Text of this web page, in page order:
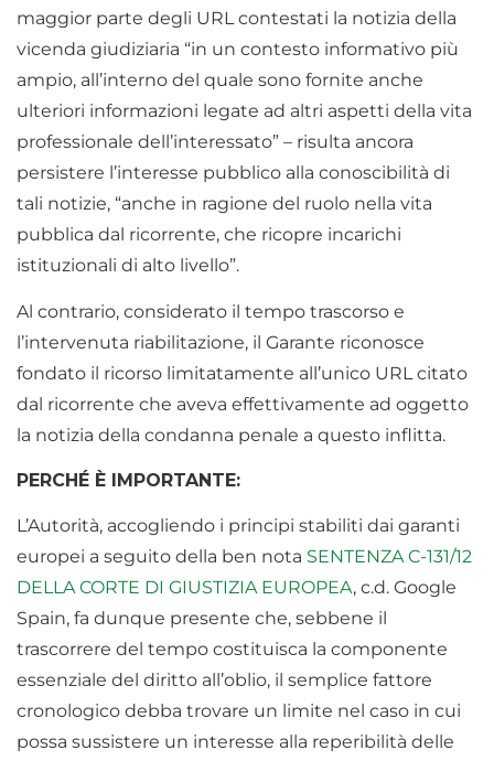
maggior parte degli URL contestati la notizia della
vicenda giudiziaria “in un contesto informativo più
ampio, all’interno del quale sono fornite anche
ulteriori informazioni legate ad altri aspetti della vita
professionale dell’interessato” – risulta ancora
persistere l’interesse pubblico alla conoscibilità di
tali notizie, “anche in ragione del ruolo nella vita
pubblica dal ricorrente, che ricopre incarichi
istituzionali di alto livello”.
Al contrario, considerato il tempo trascorso e
l’intervenuta riabilitazione, il Garante riconosce
fondato il ricorso limitatamente all’unico URL citato
dal ricorrente che aveva effettivamente ad oggetto
la notizia della condanna penale a questo inflitta.
PERCHÉ È IMPORTANTE:
L’Autorità, accogliendo i principi stabiliti dai garanti
europei a seguito della ben nota SENTENZA C-131/12
DELLA CORTE DI GIUSTIZIA EUROPEA, c.d. Google
Spain, fa dunque presente che, sebbene il
trascorrere del tempo costituisca la componente
essenziale del diritto all’oblio, il semplice fattore
cronologico debba trovare un limite nel caso in cui
possa sussistere un interesse alla reperibilità delle